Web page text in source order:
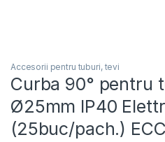
Accesorii pentru tuburi, tevi
Curba 90° pentru
Ø25mm IP40
(25buc/pach.)